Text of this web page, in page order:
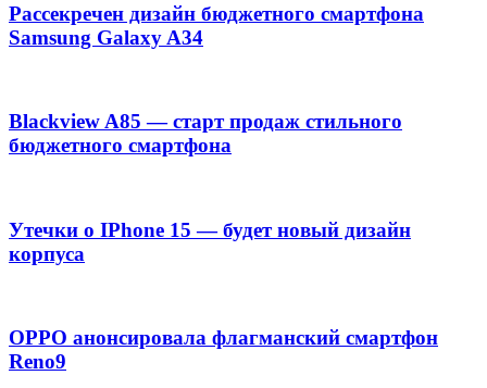
Рассекречен дизайн бюджетного смартфона
Samsung Galaxy A34
Blackview A85 — старт продаж стильного
бюджетного смартфона
Утечки о IPhone 15 — будет новый дизайн
корпуса
OPPO анонсировала флагманский смартфон
Reno9